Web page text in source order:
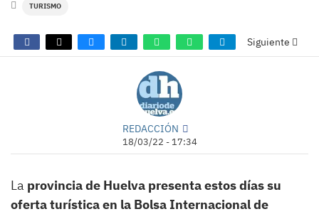
TURISMO
Siguiente
REDACCIÓN
18/03/22 - 17:34
La provincia de Huelva presenta estos días su
oferta turística en la Bolsa Internacional de